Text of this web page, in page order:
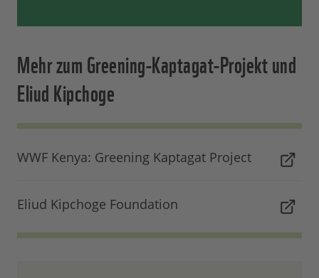
Mehr zum Greening-Kaptagat-Projekt und
Eliud Kipchoge
WWF Kenya: Greening Kaptagat Project
Eliud Kipchoge Foundation